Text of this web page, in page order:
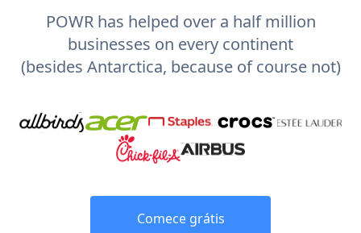
POWR has helped over a half million
businesses on every continent
(besides Antarctica, because of course not)
Comece grátis